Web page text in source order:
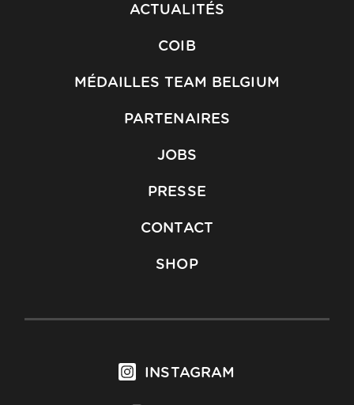
ACTUALITÉS
COIB
MÉDAILLES TEAM BELGIUM
PARTENAIRES
JOBS
PRESSE
CONTACT
SHOP
INSTAGRAM